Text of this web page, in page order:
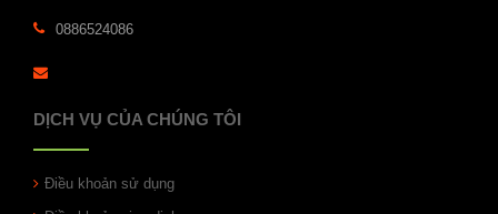
0886524086
DỊCH VỤ CỦA CHÚNG TÔI
Điều khoản sử dụng